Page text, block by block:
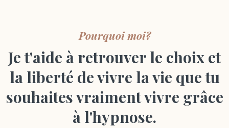
Pourquoi moi?
Je t'aide à retrouver le choix et
la liberté de vivre la vie que tu
souhaites vraiment vivre grâce
à l'hypnose.